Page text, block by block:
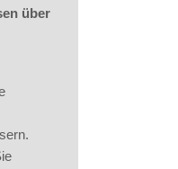
über